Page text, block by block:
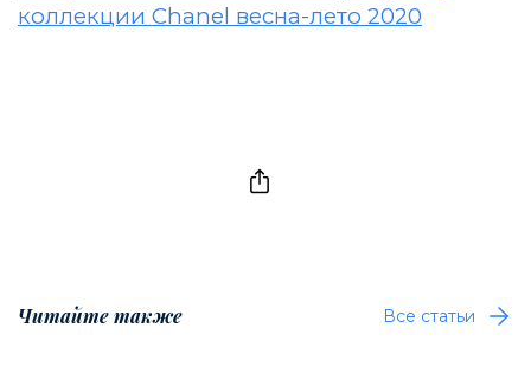
коллекции Chanel весна-лето 2020
Читайте также Все статьи